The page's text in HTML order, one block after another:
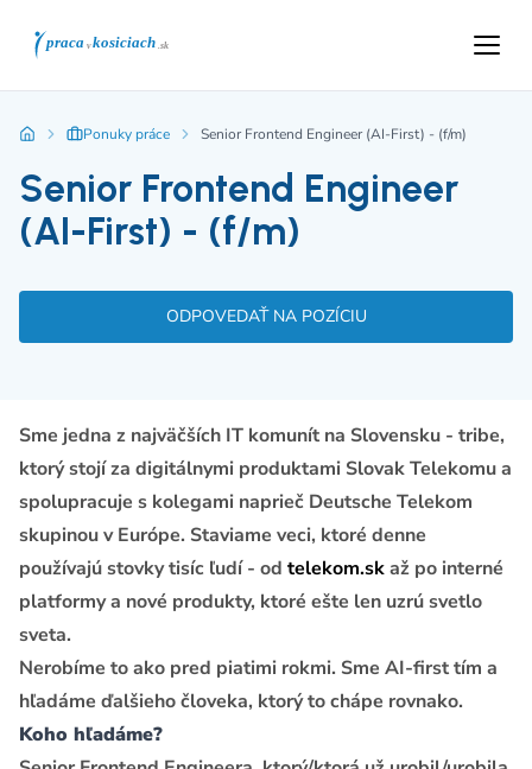
Ponuky práce Senior Frontend Engineer (AI-First) - (f/m)
Senior Frontend Engineer
(AI-First) - (f/m)
ODPOVEDAŤ NA POZÍCIU
Sme jedna z najväčších IT komunít na Slovensku - tribe,
ktorý stojí za digitálnymi produktami Slovak Telekomu a
spolupracuje s kolegami naprieč Deutsche Telekom
skupinou v Európe. Staviame veci, ktoré denne
používajú stovky tisíc ľudí - od telekom.skaž po interné
platformy a nové produkty, ktoré ešte len uzrú svetlo
sveta.
Nerobíme to ako pred piatimi rokmi. Sme AI-first tím a
hľadáme ďalšieho človeka, ktorý to chápe rovnako.
Koho hľadáme?